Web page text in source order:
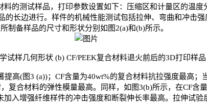
料的测试样品，打印参数设置如下：压缩区和计量区的温度
的长边进行。样件的机械性能测试包括拉伸、弯曲和冲击
制备样品的尺寸和形状分别如图2(a)和(b)所示。
试样几何形状 (b) CF/PEEK复合材料退火前后的3D打印样品
提高(图3 (a))； CF含量为40wt%的复合材料抗拉强度最高；
，复合材料的弹性模量最高。同样，如图3(b)所示，在CF含
加入增强纤维样件的冲击强度和断裂伸长率最高。拉伸试